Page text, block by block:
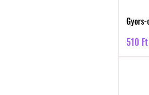
Gyors-
Ár
510 Ft